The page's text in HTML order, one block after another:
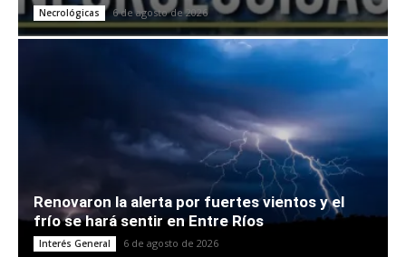
Necrológicas 6 de agosto de 2026
Renovaron la alerta por fuertes vientos y el
frío se hará sentir en Entre Ríos
Interés General 6 de agosto de 2026